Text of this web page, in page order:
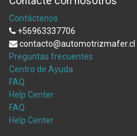
Contáctenos
+56963337706
contacto@automotrizmafer.cl
Preguntas frecuentes
Centro de Ayuda
FAQ
Help Center
FAQ
Help Center